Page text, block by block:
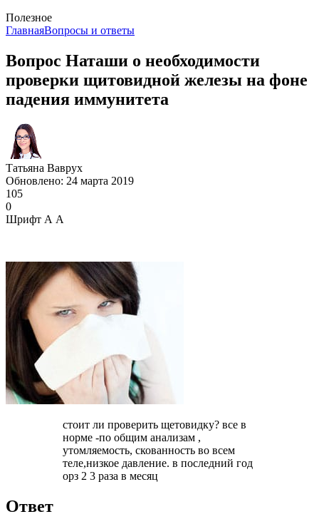
Полезное
ГлавнаяВопросы и ответы
Вопрос Наташи о необходимости
проверки щитовидной железы на фоне
падения иммунитета
Татьяна Ваврух
Обновлено: 24 марта 2019
105
0
Шрифт А А
стоит ли проверить щетовидку? все в
норме -по общим анализам ,
утомляемость, скованность во всем
теле,низкое давление. в последний год
орз 2 3 раза в месяц
Ответ